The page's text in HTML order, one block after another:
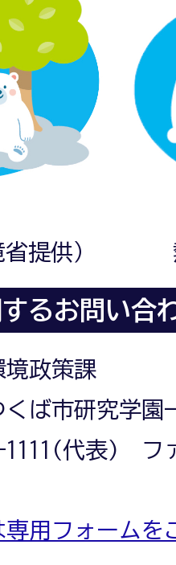
提供）
るお問い合
政策課
ば市研究学園
1111(代表) フ
用フォームを